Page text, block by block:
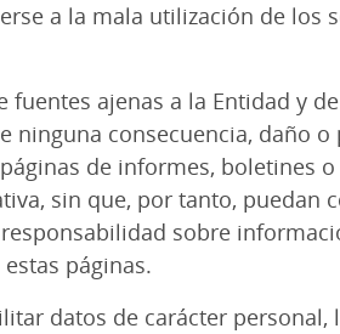
a la mala utilización de los
ajenas a la Entidad y
ninguna consecuencia, daño o
de informes, boletines
sin que, por tanto, puedan
sobre
páginas.
datos de carácter personal,